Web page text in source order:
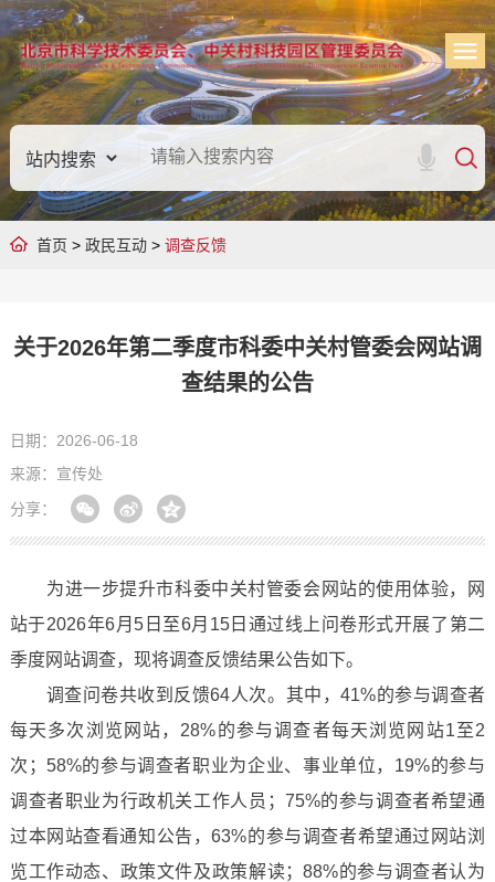
首页 > 政民互动> 调查反馈
关于2026年第二季度市科委中关村管委会网站调
查结果的公告
日期：2026-06-18
来源：宣传处
分享：
为进一步提升市科委中关村管委会网站的使用体验，网
站于2026年6月5日至6月15日通过线上问卷形式开展了第二
季度网站调查，现将调查反馈结果公告如下。
调查问卷共收到反馈64人次。其中，41%的参与调查者
每天多次浏览网站，28%的参与调查者每天浏览网站1至2
次；58%的参与调查者职业为企业、事业单位，19%的参与
调查者职业为行政机关工作人员；75%的参与调查者希望通
过本网站查看通知公告，63%的参与调查者希望通过网站浏
览工作动态、政策文件及政策解读；88%的参与调查者认为